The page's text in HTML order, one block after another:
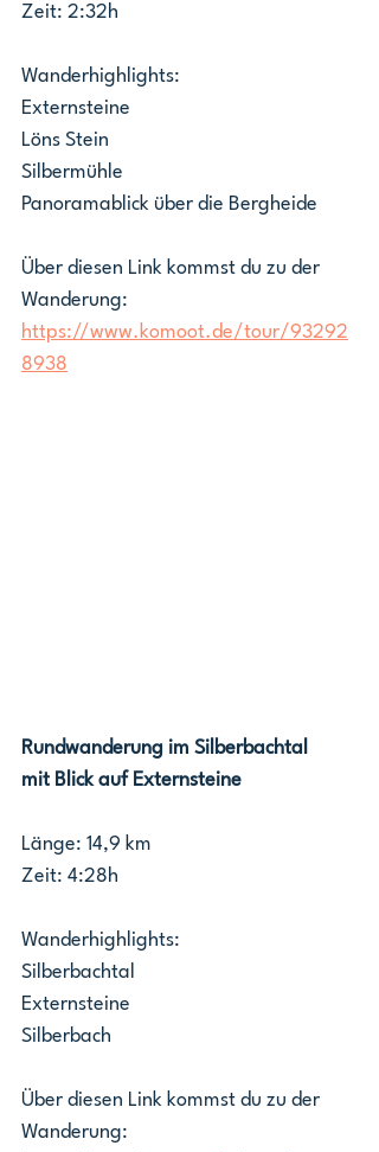
Zeit: 2:32h
Wanderhighlights:
Externsteine
Löns Stein
Silbermühle
Panoramablick über die Bergheide
Über diesen Link kommst du zu der
Wanderung:
https://www.komoot.de/tour/93292
8938
Rundwanderung im Silberbachtal
mit Blick auf Externsteine
Länge: 14,9 km
Zeit: 4:28h
Wanderhighlights:
Silberbachtal
Externsteine
Silberbach
Über diesen Link kommst du zu der
Wanderung: